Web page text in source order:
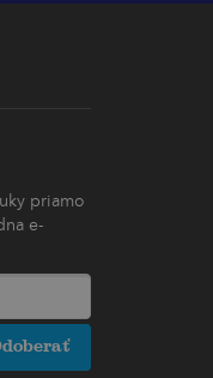
priamo
e-